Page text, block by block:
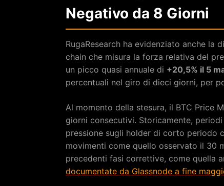
Negativo da 8 Giorni
RugaResearch ha evidenziato anche la
chain che misura la forza relativa del
un picco quasi annuale di +20,5% il 5
percentuali nel giro di dieci giorni, per
Al momento della stesura, il BTC Price
giorni consecutivi. Storicamente,
pressione sugli holder di corto periodo
movimenti come quello osservato il 30
precedenti fasi correttive, come quella
documentate da Glassnode a fine